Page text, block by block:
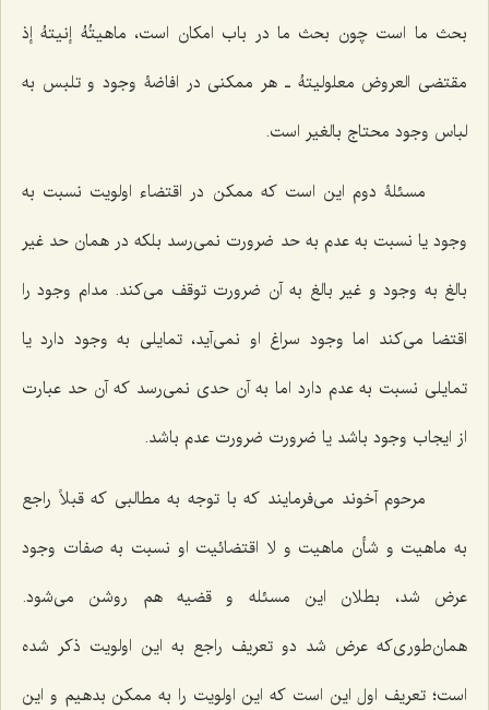
بحث ما است چون بحث ما در باب امکان است، ماهیتُهُ إنیتهُ إذ
مقتضی العروض معلولیتهُ ـ هر ممکنی در افاضۀ وجود و تلبس به
لباس وجود محتاج بالغیر است.
مسئلۀ دوم این است که ممکن در اقتضاء اولویت نسبت به
وجود یا نسبت به عدم به حد ضرورت نمی‌رسد بلکه در همان حد غیر
بالغ به وجود و غیر بالغ به آن ضرورت توقف می‌کند. مدام وجود را
اقتضا می‌کند اما وجود سراغ او نمی‌آید، تمایلی به وجود دارد یا
تمایلی نسبت به عدم دارد اما به آن حدی نمی‌رسد که آن حد عبارت
از ایجاب وجود باشد یا ضرورت ضرورت عدم باشد.
مرحوم آخوند می‌فرمایند که با توجه به مطالبی که قبلاً راجع
به ماهیت و شأن ماهیت و لا اقتضائیت او نسبت به صفات وجود
عرض شد، بطلان این مسئله و قضیه هم روشن می‌شود.
همان‌طوری‌که عرض شد دو تعریف راجع به این اولویت ذکر شده
است؛ تعریف اول این است که این اولویت را به ممکن بدهیم و این